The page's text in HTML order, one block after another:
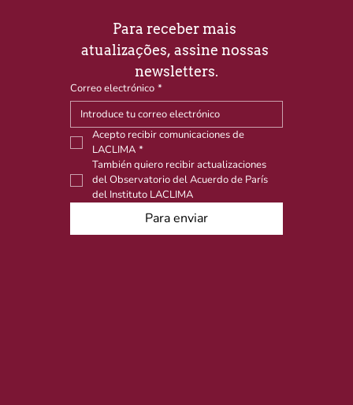
Para receber mais
atualizações, assine nossas
newsletters.
Correo electrónico *
Acepto recibir comunicaciones de
LACLIMA *
También quiero recibir actualizaciones
del Observatorio del Acuerdo de París
del Instituto LACLIMA
Para enviar